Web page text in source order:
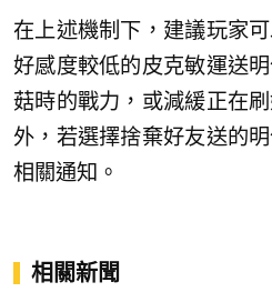
在上述機制下，建議玩家
好感度較低的皮克敏運送
菇時的戰力，或減緩正在
外，若選擇捨棄好友送的
相關通知。
相關新聞